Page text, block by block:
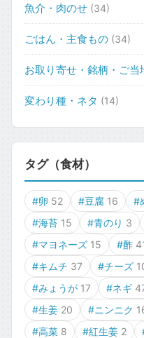
魚介・肉のせ (34)
ごはん・主食もの (34)
お取り寄せ・銘柄・ご当
変わり種・ネタ (14)
タグ（食材）
#卵 52 #豆腐 16 #
#海苔 15 #青のり 3
#マヨネーズ 15 #酢
#キムチ 37 #チーズ
#みょうが 17 #ネギ
#生姜 20 #ニンニク
#高菜 8 #紅生姜 2